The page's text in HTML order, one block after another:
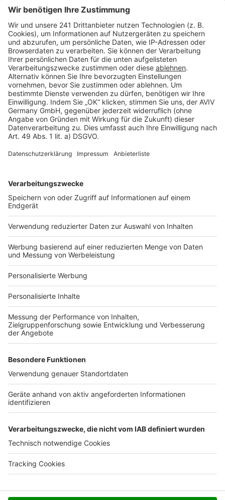
Seitenaufbau
Barrierefreiheit
Cookie Einstellungen
Rechtliches
AGB-Übersicht
Datenschutz
Impressum
Services
Bauprojekt-Quiz
Häuser-Suche
Hausanbieter-Suche
Bauprojekt-Profil
Für Unternehmen
Ihre Baufirma auf bauen.de
Kostenloses Infogespräch